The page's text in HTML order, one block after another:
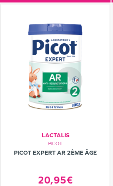
LACTALIS
PICOT
PICOT EXPERT AR 2ÈME ÂGE
20,95€